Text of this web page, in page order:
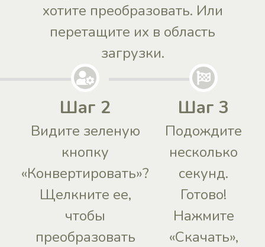
хотите преобразовать. Или
перетащите их в область
загрузки.
Шаг 2
Видите зеленую
кнопку
«Конвертировать»?
Щелкните ее,
чтобы
преобразовать
Шаг 3
Подождите
несколько
секунд.
Готово!
Нажмите
«Скачать»,